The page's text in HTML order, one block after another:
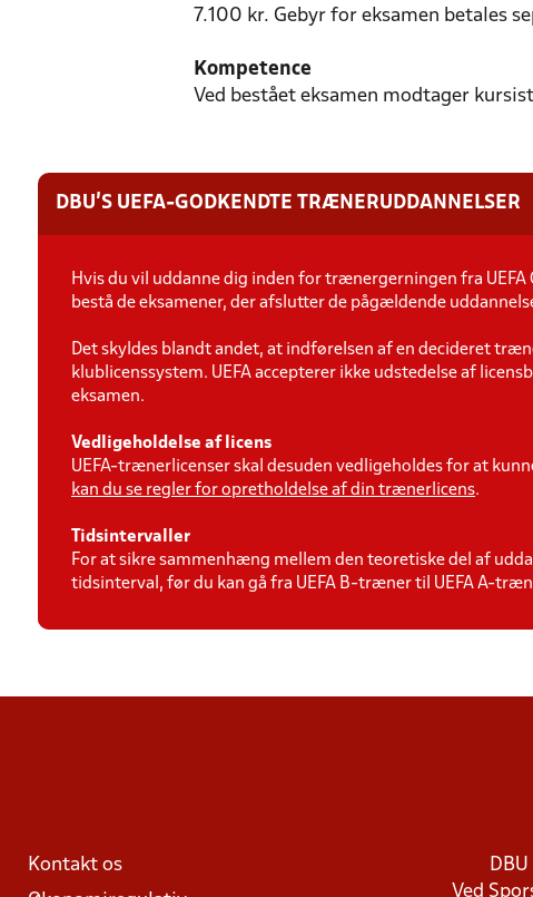
7.100 kr. Gebyr for eksamen betales
Kompetence
Ved bestået eksamen modtager
DBU'S UEFA-GODKENDTE TRÆNERUDDANNELSER
Hvis du vil uddanne dig inden for trænergerningen fra UEFA
bestå de eksamener, der afslutter de pågældende
Det skyldes blandt andet, at indførelsen af en decideret
klublicenssystem. UEFA accepterer ikke udstedelse af
eksamen.
Vedligeholdelse af licens
UEFA-trænerlicenser skal desuden vedligeholdes for at
kan du se regler for opretholdelse af din trænerlicens.
Tidsintervaller
For at sikre sammenhæng mellem den teoretiske del af
tidsinterval, før du kan gå fra UEFA B-træner til UEFA A-
Kontakt os
Ved